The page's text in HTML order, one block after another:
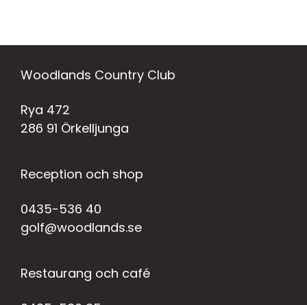
Woodlands Country Club
Rya 472
286 91 Örkelljunga
Reception och shop
0435-536 40
golf@woodlands.se
Restaurang och café